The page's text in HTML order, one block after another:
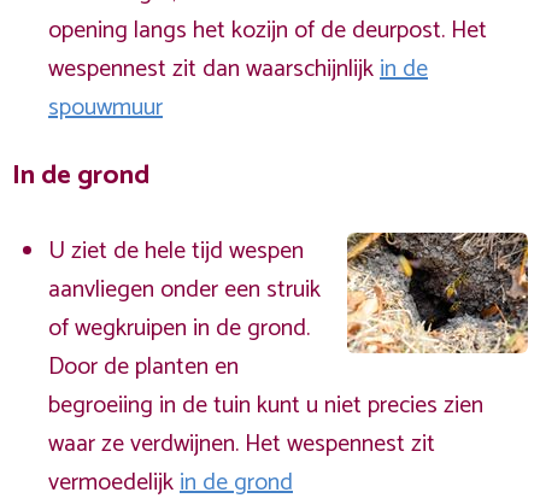
opening langs het kozijn of de deurpost. Het
wespennest zit dan waarschijnlijkin de
spouwmuur
In de grond
U ziet de hele tijd wespen
aanvliegen onder een struik
of wegkruipen in de grond.
Door de planten en
begroeiing in de tuin kunt u niet precies zien
waar ze verdwijnen. Het wespennest zit
vermoedelijkin de grond